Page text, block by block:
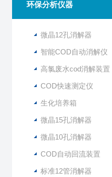
环保分析仪器
微晶12孔消解器
智能COD自动消解仪
高氯废水cod消解装置
COD快速测定仪
生化培养箱
微晶15孔消解器
微晶10孔消解器
COD自动回流装置
标准12管消解器